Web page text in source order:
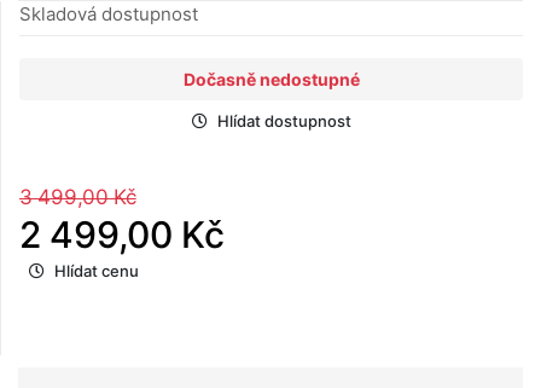
Skladová dostupnost
Dočasně nedostupné
Hlídat dostupnost
3 499,00 Kč
2 499,00 Kč
Hlídat cenu